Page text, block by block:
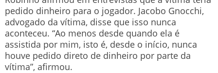
pedido dinheiro para o jogador. Jacobo Gnocchi,
advogado da vítima, disse que isso nunca
aconteceu. “Ao menos desde quando ela é
assistida por mim, isto é, desde o início, nunca
houve pedido direto de dinheiro por parte da
vítima”, afirmou.